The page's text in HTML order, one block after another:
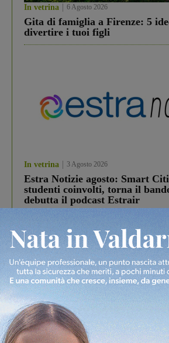
In vetrina 6 Agosto 2026
Gita di famiglia a Firenze: 5
divertire i tuoi figli
In vetrina 3 Agosto 2026
Estra Notizie agosto: Smart
studenti coinvolti, torna il
debutta il podcast Estrair
Più lette
Figline Incisa Valdarno 1 Agosto 2026
Piscina di Figline finanziata
Pnrr, il gruppo di Fratelli